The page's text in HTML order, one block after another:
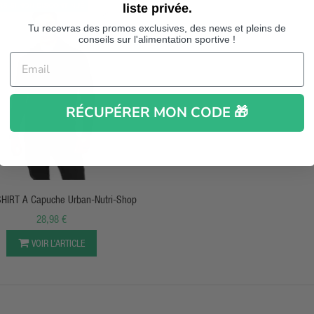
SI NON DISCONTINUÉ
APERÇU RAPIDE
A Capuche Urban-Nutri-Shop
28,98 €
VOIR L’ARTICLE
liste privée.
Tu recevras des promos exclusives, des news et pleins de
conseils sur l'alimentation sportive !
RÉCUPÉRER MON CODE 🎁